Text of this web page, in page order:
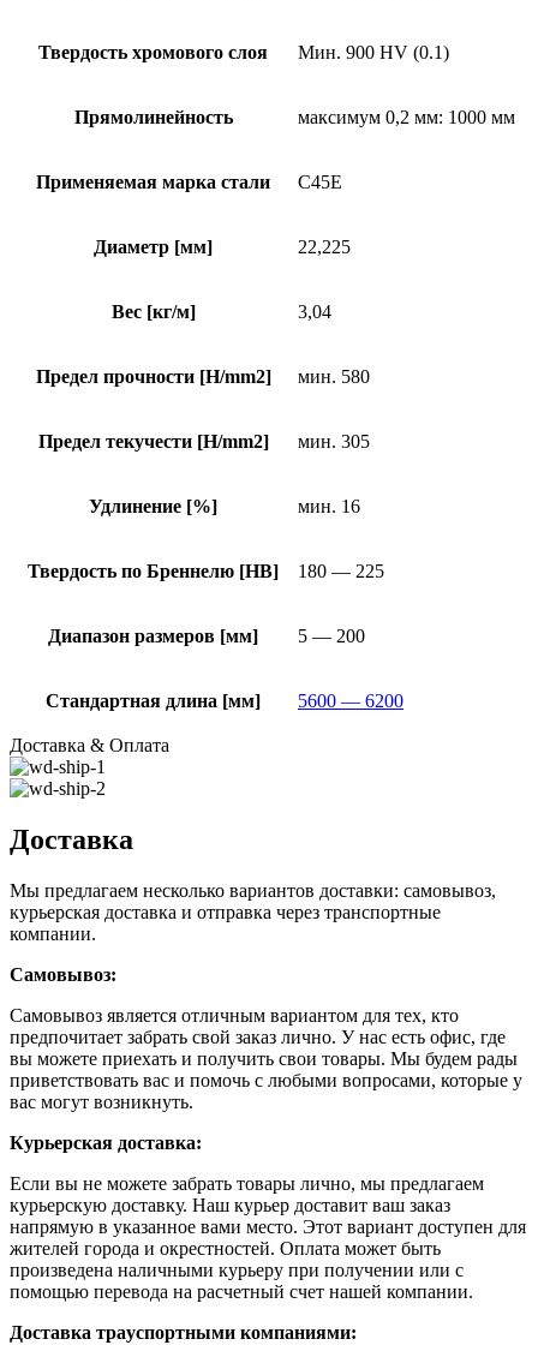
Твердость хромового слоя Мин. 900 HV (0.1)
Прямолинейность максимум 0,2 мм: 1000 мм
Применяемая марка стали C45E
Диаметр [мм] 22,225
Вес [кг/м] 3,04
Предел прочности [H/mm2] мин. 580
Предел текучести [H/mm2] мин. 305
Удлинение [%] мин. 16
Твердость по Бреннелю [HB] 180 — 225
Диапазон размеров [мм] 5 — 200
Стандартная длина [мм] 5600 — 6200
Доставка & Оплата
Доставка
Мы предлагаем несколько вариантов доставки: самовывоз,
курьерская доставка и отправка через транспортные
компании.
Самовывоз:
Самовывоз является отличным вариантом для тех, кто
предпочитает забрать свой заказ лично. У нас есть офис, где
вы можете приехать и получить свои товары. Мы будем рады
приветствовать вас и помочь с любыми вопросами, которые у
вас могут возникнуть.
Курьерская доставка:
Если вы не можете забрать товары лично, мы предлагаем
курьерскую доставку. Наш курьер доставит ваш заказ
напрямую в указанное вами место. Этот вариант доступен для
жителей города и окрестностей. Оплата может быть
произведена наличными курьеру при получении или с
помощью перевода на расчетный счет нашей компании.
Доставка траyспортными компаниями: